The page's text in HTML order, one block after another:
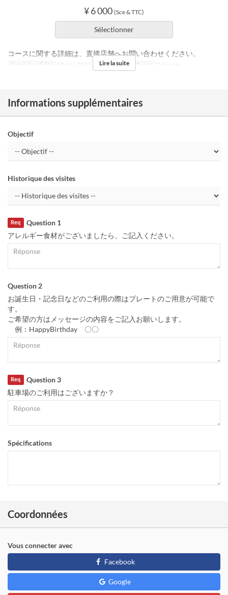
¥ 6 000 (Sce & TTC)
Sélectionner
コースに関する詳細は、直接店舗へお問い合わせください。
Dates de validité 08 mai. 2025 ~ 30 nov. 2025 Repas Déjeuner
Lire la suite
Informations supplémentaires
Objectif
Historique des visites
Question 1
Req
アレルギー食材がございましたら、ご記入ください。
Question 2
お誕生日・記念日などのご利用の際はプレートのご用意が可能で
す。
ご希望の方はメッセージの内容をご記入お願いします。
例：HappyBirthday 〇〇
Question 3
Req
駐車場のご利用はございますか？
Spécifications
Coordonnées
Vous connecter avec
Facebook
Google